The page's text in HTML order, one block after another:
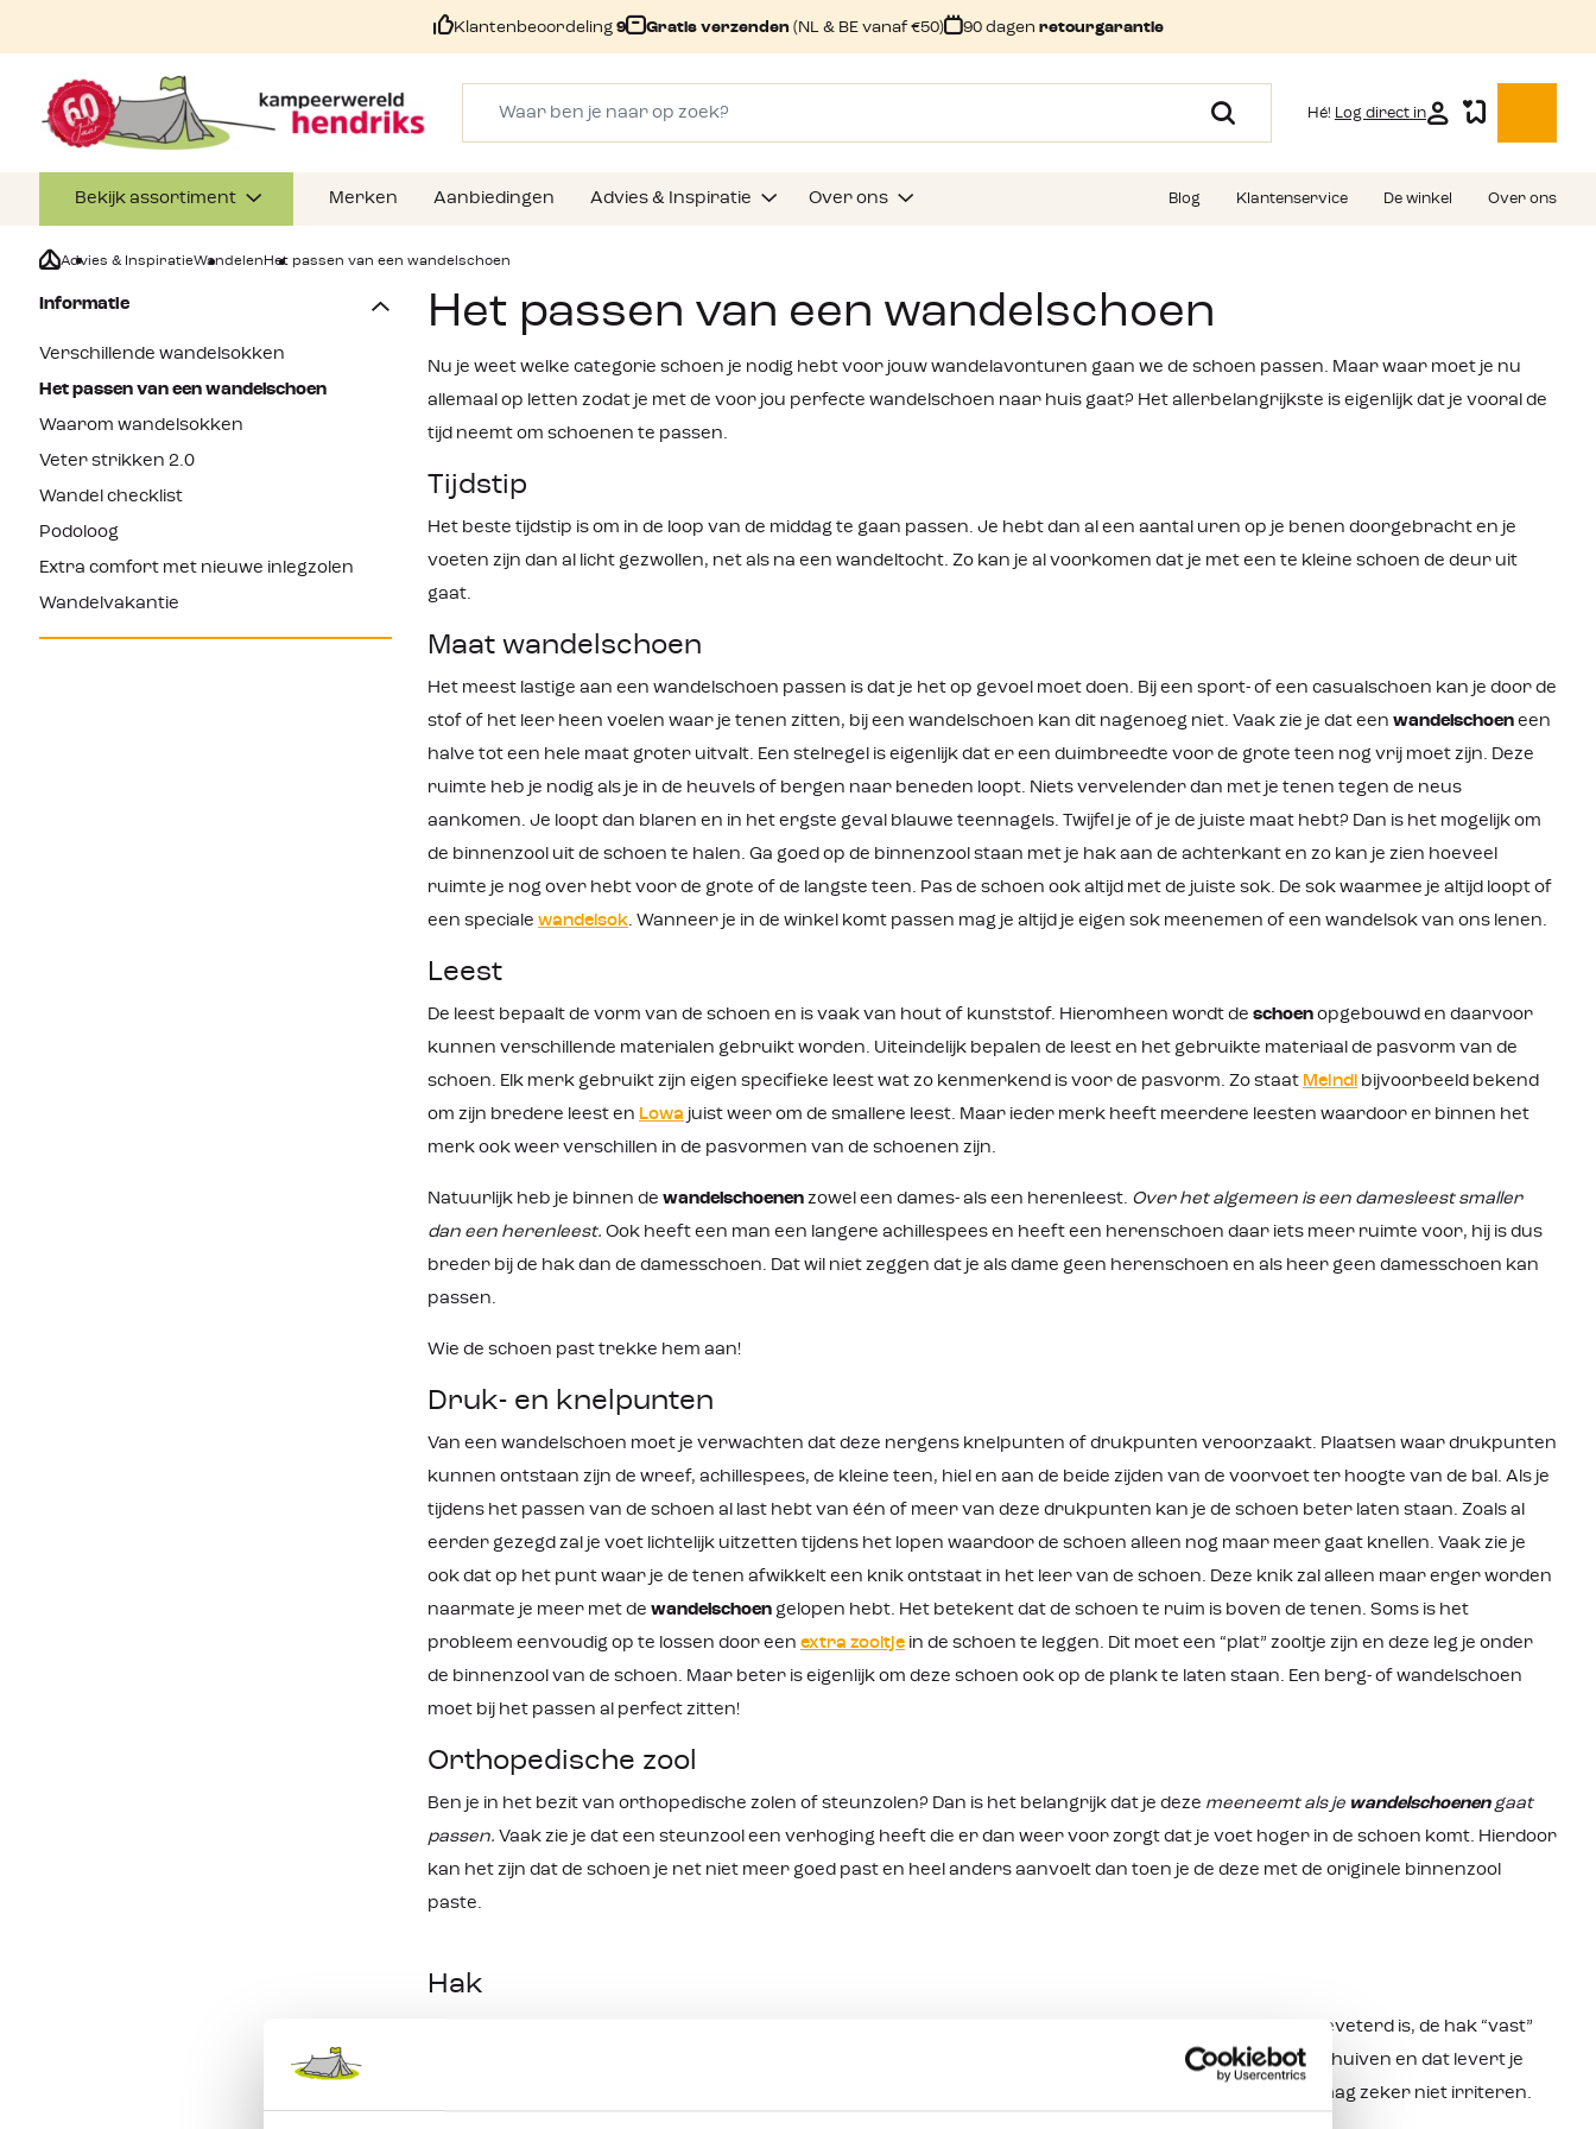
Klantenbeoordeling 9 Gratis verzenden (NL & BE vanaf €50) 90 dagen retourgarantie
Hé! Log direct in
Bekijk assortiment Merken Aanbiedingen Advies & Inspiratie Over ons Blog Klantenservice De winkel Over ons
Advies & InspiratieWandelen Het passen van een wandelschoen
Informatie
Verschillende wandelsokken
Het passen van een wandelschoen
Waarom wandelsokken
Veter strikken 2.0
Wandel checklist
Podoloog
Extra comfort met nieuwe inlegzolen
Wandelvakantie
Het passen van een wandelschoen
Nu je weet welke categorie schoen je nodig hebt voor jouw wandelavonturen gaan we de schoen passen. Maar waar moet je nu
allemaal op letten zodat je met de voor jou perfecte wandelschoen naar huis gaat? Het allerbelangrijkste is eigenlijk dat je vooral de
tijd neemt om schoenen te passen.
Tijdstip
Het beste tijdstip is om in de loop van de middag te gaan passen. Je hebt dan al een aantal uren op je benen doorgebracht en je
voeten zijn dan al licht gezwollen, net als na een wandeltocht. Zo kan je al voorkomen dat je met een te kleine schoen de deur uit
gaat.
Maat wandelschoen
Het meest lastige aan een wandelschoen passen is dat je het op gevoel moet doen. Bij een sport- of een casualschoen kan je door de
stof of het leer heen voelen waar je tenen zitten, bij een wandelschoen kan dit nagenoeg niet. Vaak zie je dat een wandelschoen een
halve tot een hele maat groter uitvalt. Een stelregel is eigenlijk dat er een duimbreedte voor de grote teen nog vrij moet zijn. Deze
ruimte heb je nodig als je in de heuvels of bergen naar beneden loopt. Niets vervelender dan met je tenen tegen de neus
aankomen. Je loopt dan blaren en in het ergste geval blauwe teennagels. Twijfel je of je de juiste maat hebt? Dan is het mogelijk om
de binnenzool uit de schoen te halen. Ga goed op de binnenzool staan met je hak aan de achterkant en zo kan je zien hoeveel
ruimte je nog over hebt voor de grote of de langste teen. Pas de schoen ook altijd met de juiste sok. De sok waarmee je altijd loopt of
een speciale wandelsok. Wanneer je in de winkel komt passen mag je altijd je eigen sok meenemen of een wandelsok van ons lenen.
Leest
De leest bepaalt de vorm van de schoen en is vaak van hout of kunststof. Hieromheen wordt de schoen opgebouwd en daarvoor
kunnen verschillende materialen gebruikt worden. Uiteindelijk bepalen de leest en het gebruikte materiaal de pasvorm van de
schoen. Elk merk gebruikt zijn eigen specifieke leest wat zo kenmerkend is voor de pasvorm. Zo staat Meindl bijvoorbeeld bekend
om zijn bredere leest en Lowa juist weer om de smallere leest. Maar ieder merk heeft meerdere leesten waardoor er binnen het
merk ook weer verschillen in de pasvormen van de schoenen zijn.
Natuurlijk heb je binnen de wandelschoenen zowel een dames- als een herenleest. Over het algemeen is een damesleest smaller
dan een herenleest. Ook heeft een man een langere achillespees en heeft een herenschoen daar iets meer ruimte voor, hij is dus
breder bij de hak dan de damesschoen. Dat wil niet zeggen dat je als dame geen herenschoen en als heer geen damesschoen kan
passen.
Wie de schoen past trekke hem aan!
Druk- en knelpunten
Van een wandelschoen moet je verwachten dat deze nergens knelpunten of drukpunten veroorzaakt. Plaatsen waar drukpunten
kunnen ontstaan zijn de wreef, achillespees, de kleine teen, hiel en aan de beide zijden van de voorvoet ter hoogte van de bal. Als je
tijdens het passen van de schoen al last hebt van één of meer van deze drukpunten kan je de schoen beter laten staan. Zoals al
eerder gezegd zal je voet lichtelijk uitzetten tijdens het lopen waardoor de schoen alleen nog maar meer gaat knellen. Vaak zie je
ook dat op het punt waar je de tenen afwikkelt een knik ontstaat in het leer van de schoen. Deze knik zal alleen maar erger worden
naarmate je meer met de wandelschoen gelopen hebt. Het betekent dat de schoen te ruim is boven de tenen. Soms is het
probleem eenvoudig op te lossen door een extra zooltje in de schoen te leggen. Dit moet een “plat” zooltje zijn en deze leg je onder
de binnenzool van de schoen. Maar beter is eigenlijk om deze schoen ook op de plank te laten staan. Een berg- of wandelschoen
moet bij het passen al perfect zitten!
Orthopedische zool
Ben je in het bezit van orthopedische zolen of steunzolen? Dan is het belangrijk dat je deze meeneemt als je wandelschoenengaat
passen. Vaak zie je dat een steunzool een verhoging heeft die er dan weer voor zorgt dat je voet hoger in de schoen komt. Hierdoor
kan het zijn dat de schoen je net niet meer goed past en heel anders aanvoelt dan toen je de deze met de originele binnenzool
paste.
Hak
Ook de hak van de schoen neemt deel aan het pasproces. Belangrijk is namelijk dat, als de schoen goed geveterd is, de hak “vast”
blijft zitten in de schoen. Beweegt je hak in de schoen dan is de hiel van de schoen te breed. Je gaat dan schuiven en dat levert je
dan mag je hak iets omhoog komen in de schoen maar het mag zeker niet irriteren.